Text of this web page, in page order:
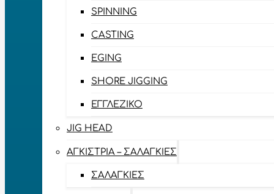
SPINNING
CASTING
EGING
SHORE JIGGING
ΕΓΓΛΈΖΙΚΟ
JIG HEAD
ΑΓΚΊΣΤΡΙΑ – ΣΑΛΑΓΚΙΈΣ
ΣΑΛΑΓΚΙΈΣ